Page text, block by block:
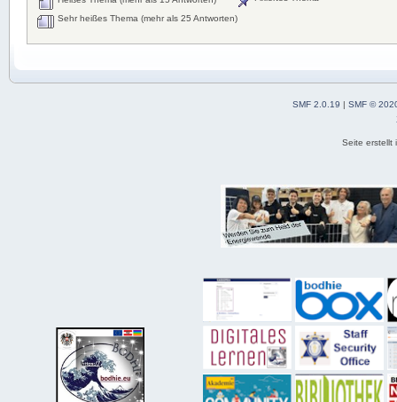
Sehr heißes Thema (mehr als 25 Antworten)
SMF 2.0.19 |SMF ©
Seite erstellt